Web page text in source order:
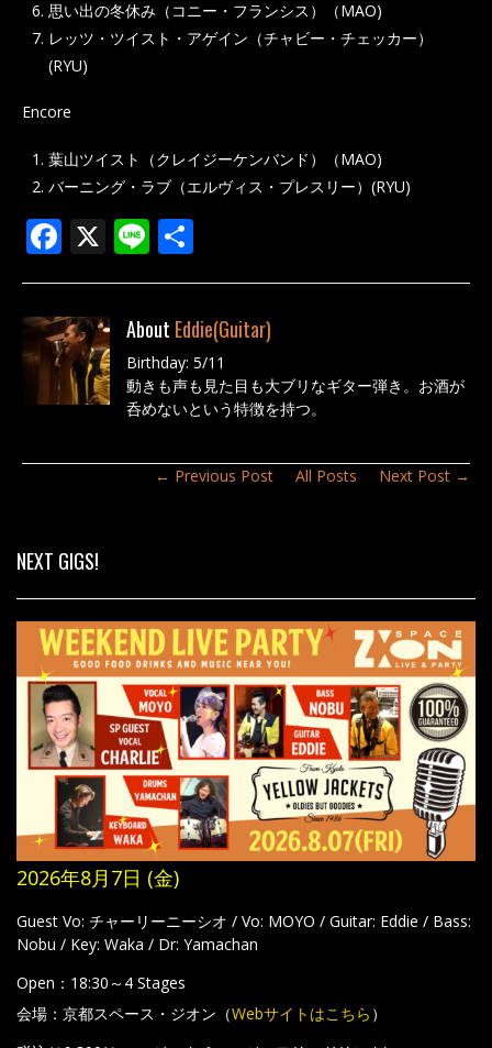
思い出の冬休み（コニー・フランシス）（MAO)
レッツ・ツイスト・アゲイン（チャビー・チェッカー）
(RYU)
Encore
葉山ツイスト（クレイジーケンバンド）（MAO)
バーニング・ラブ（エルヴィス・プレスリー）(RYU)
F
ac
e
b
o
o
X Li
n 有
About Eddie(Guitar)
Birthday: 5/11
動きも声も見た目も大ブリなギター弾き。お酒が
呑めないという特徴を持つ。
← Previous Post All Posts Next Post →
NEXT GIGS!
2026年8月7日 (金)
Guest Vo: チャーリーニーシオ / Vo: MOYO / Guitar: Eddie / Bass:
Nobu / Key: Waka / Dr: Yamachan
Open：18:30～4 Stages
会場：京都スペース・ジオン（Webサイトはこちら ）